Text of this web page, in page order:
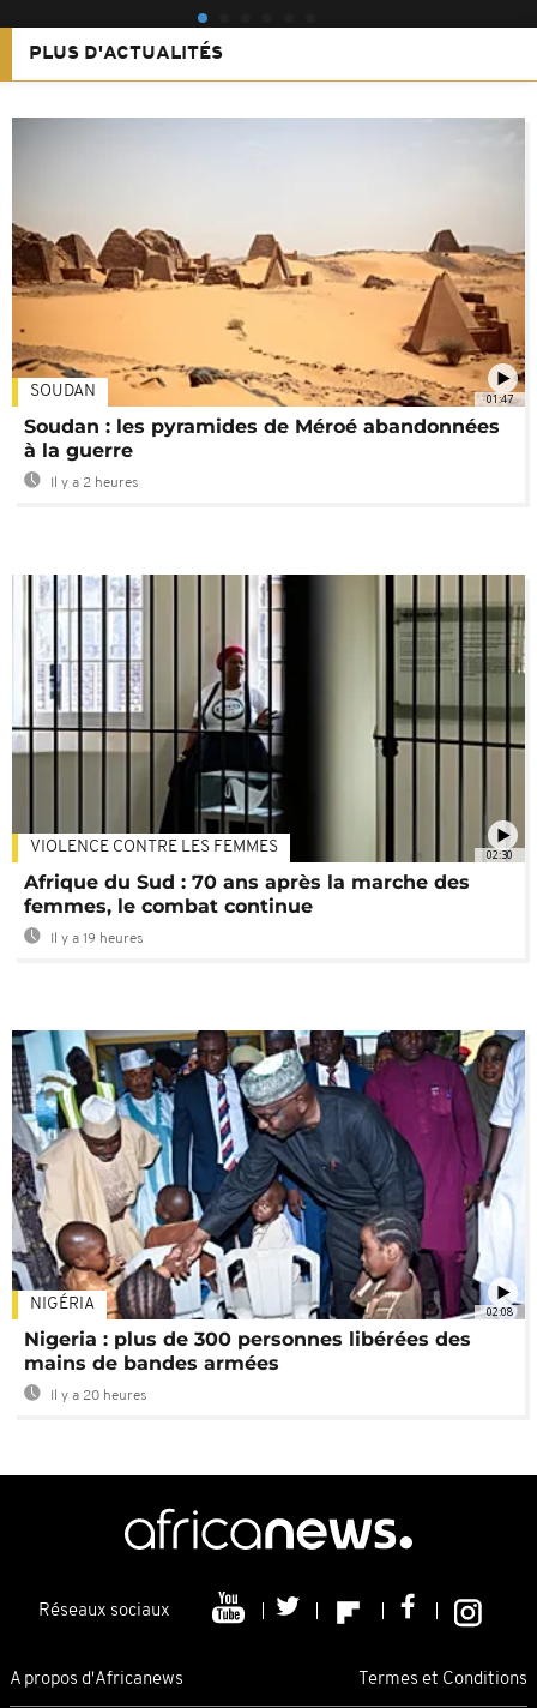
PLUS D'ACTUALITÉS
01:47
SOUDAN
Soudan : les pyramides de Méroé abandonnées
à la guerre
Il y a 2 heures
02:30
VIOLENCE CONTRE LES FEMMES
Afrique du Sud : 70 ans après la marche des
femmes, le combat continue
Il y a 19 heures
02:08
NIGÉRIA
Nigeria : plus de 300 personnes libérées des
mains de bandes armées
Il y a 20 heures
Réseaux sociaux
A propos d'Africanews Termes et Conditions